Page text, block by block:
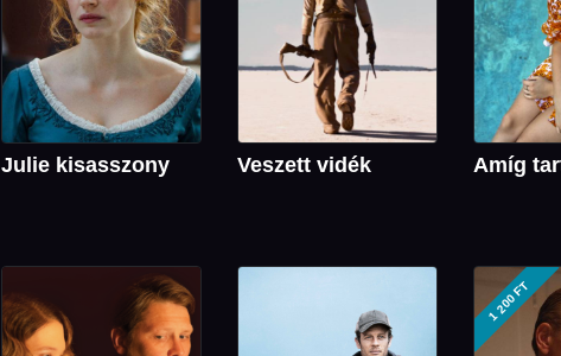
Julie kisasszony Veszett vidék Amíg
1 200 FT